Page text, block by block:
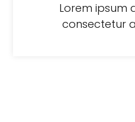
Lorem ipsum
consectetur